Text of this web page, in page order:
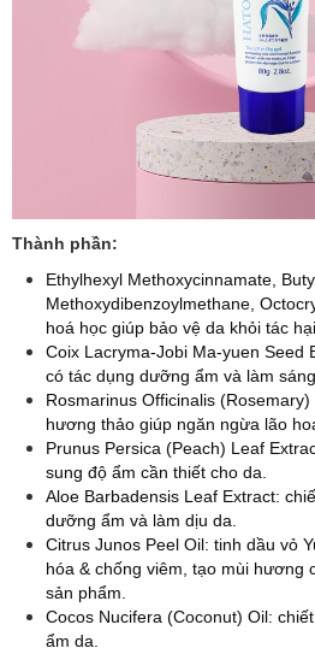
Thành phần:
Ethylhexyl Methoxycinnamate,
Methoxydibenzoylmethane,
hoá học giúp bảo vệ da khỏi tác
Coix Lacryma-Jobi Ma-yuen Seed
có tác dụng dưỡng ẩm và làm sáng
Rosmarinus Officinalis
hương thảo giúp ngăn ngừa lão
Prunus Persica (Peach) Leaf
sung độ ẩm cần thiết cho da.
Aloe Barbadensis Leaf Extract:
dưỡng ẩm và làm dịu da.
Citrus Junos Peel Oil: tinh dầu vỏ
hóa & chống viêm, tạo mùi hương
sản phẩm.
Cocos Nucifera (Coconut) Oil:
ẩm da.